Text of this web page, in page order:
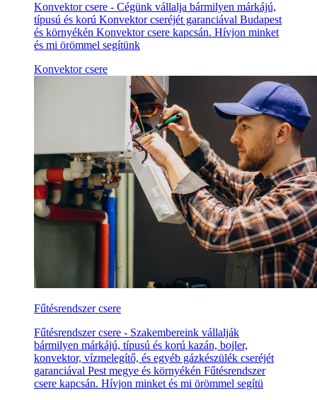
Konvektor csere - Cégünk vállalja bármilyen márkájú,
típusú és korú Konvektor cseréjét garanciával Budapest
és környékén Konvektor csere kapcsán. Hívjon minket
és mi örömmel segítünk
Konvektor csere
Fűtésrendszer csere
Fűtésrendszer csere - Szakembereink vállalják
bármilyen márkájú, típusú és korú kazán, bojler,
konvektor, vízmelegítő, és egyéb gázkészülék cseréjét
garanciával Pest megye és környékén Fűtésrendszer
csere kapcsán. Hívjon minket és mi örömmel segítü